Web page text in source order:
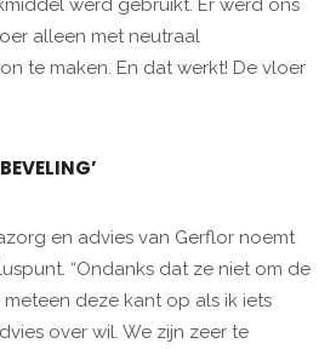
werd gebruikt. Er werd ons
alleen met neutraal
te maken. En dat werkt! De vloer
en advies van Gerflor noemt
“Ondanks dat ze niet om de
deze kant op als ik iets
over wil. We zijn zeer te